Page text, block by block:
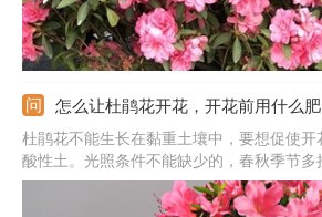
怎么让杜鹃花开花，开花前用什么肥
杜鹃花不能生长在黏重土壤中，要想促使
酸性土。光照条件不能缺少的，春秋季节多
阳，冬季保持全光照。还需做好水肥管理
生长期隔三五天浇次水，开花前追施磷钾肥